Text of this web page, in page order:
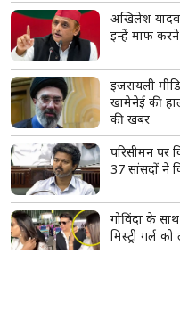
अखिलेश
इन्हें माफ
इजरायली
खामेनेई की
की खबर
परिसीमन पर
37 सांसदों ने
गोविंदा के
मिस्ट्री गर्ल